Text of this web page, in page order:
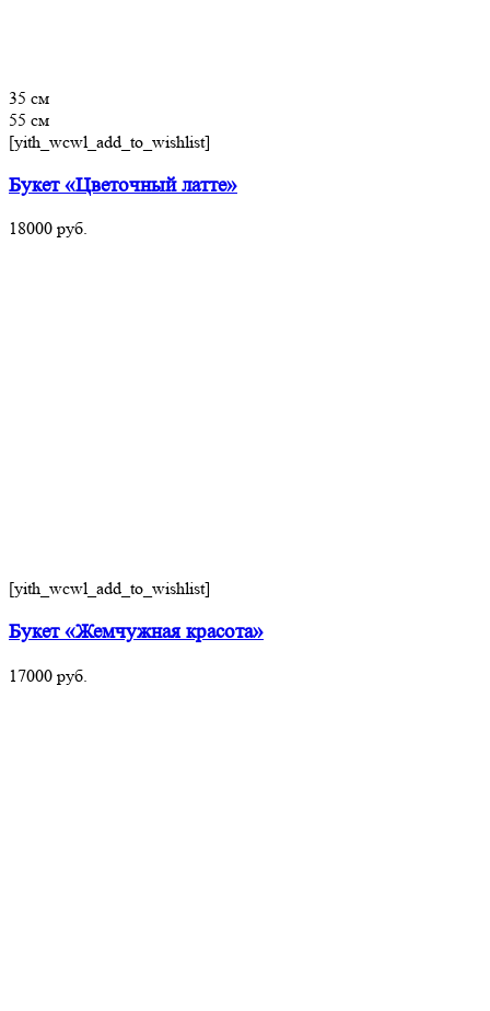
35 см
55 см
[yith_wcwl_add_to_wishlist]
Букет «Цветочный латте»
18000 руб.
[yith_wcwl_add_to_wishlist]
Букет «Жемчужная красота»
17000 руб.